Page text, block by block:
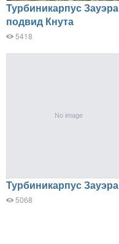
Турбиникарпус Зауэра
подвид Кнута
5418
Турбиникарпус Зауэра
5068